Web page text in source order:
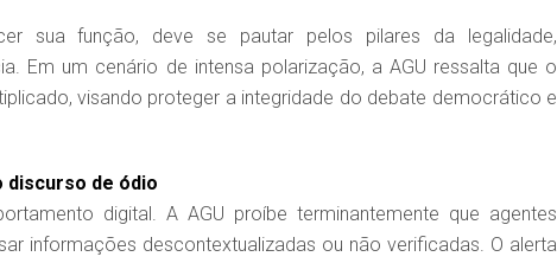
sua função, deve se pautar pelos pilares da legalidade,
Em um cenário de intensa polarização, a AGU ressalta que o
visando proteger a integridade do debate democrático e
discurso de ódio
digital. A AGU proíbe terminantemente que agentes
informações descontextualizadas ou não verificadas. O alerta